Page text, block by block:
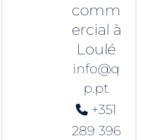
comm
ercial à
Loulé
info@q
p.pt
+351
289 396